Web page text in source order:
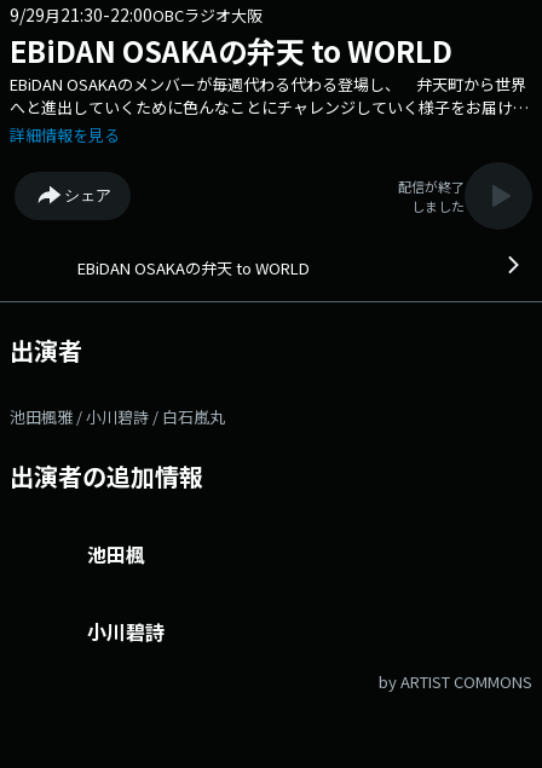
9/29月21:30-22:00OBCラジオ大阪
EBiDAN OSAKAの弁天 to WORLD
EBiDAN OSAKAのメンバーが毎週代わる代わる登場し、 弁天町から世界
へと進出していくために色んなことにチャレンジしていく様子をお届けす
る番組です。 ------------------------------- ●番組メールフォーム：
@ebi_obc ●ハッシュタグ「#エビテン」 -------------------------------
詳細情報を見る
シェア
配信が終了
しました
EBiDAN OSAKAの弁天 to WORLD
出演者
池田楓雅 / 小川碧詩 / 白石嵐丸
出演者の追加情報
池田楓
小川碧詩
by ARTIST COMMONS